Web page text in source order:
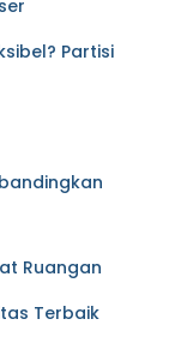
Partisi
Ruangan
Terbaik